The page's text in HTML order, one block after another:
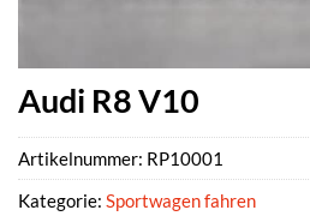
Audi R8 V10
Artikelnummer: RP10001
Kategorie: Sportwagen fahren